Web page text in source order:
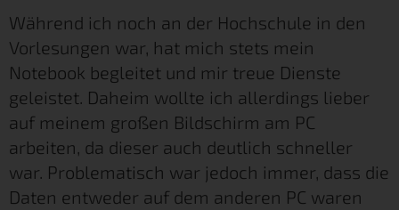
Während ich noch an der Hochschule in den
Vorlesungen war, hat mich stets mein
Notebook begleitet und mir treue Dienste
geleistet. Daheim wollte ich allerdings lieber
auf meinem großen Bildschirm am PC
arbeiten, da dieser auch deutlich schneller
war. Problematisch war jedoch immer, dass die
Daten entweder auf dem anderen PC waren